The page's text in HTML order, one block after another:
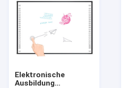
(4)
Elektronische
Ausbildung